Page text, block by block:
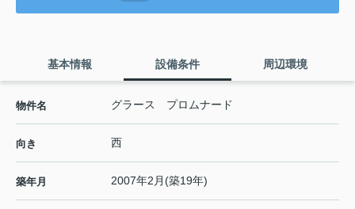
基本情報 設備条件 周辺環境
物件名 グラース プロムナード
向き 西
築年月 2007年2月(築19年)